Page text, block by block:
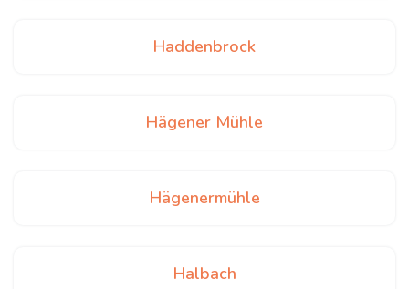
Haddenbrock
Hägener Mühle
Hägenermühle
Halbach